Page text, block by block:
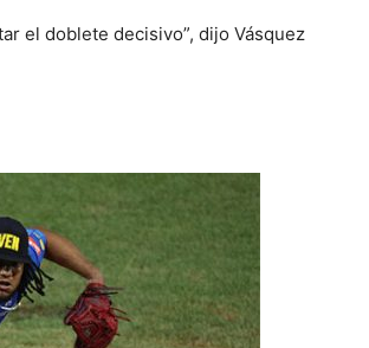
el doblete decisivo”, dijo Vásquez